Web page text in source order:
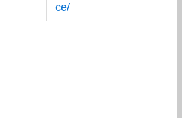
ce/